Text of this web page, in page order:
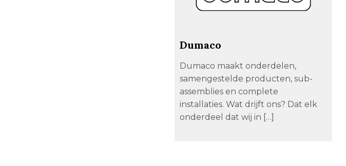
Dumaco
Dumaco maakt onderdelen,
samengestelde producten, sub-
assemblies en complete
installaties. Wat drijft ons? Dat elk
onderdeel dat wij in […]